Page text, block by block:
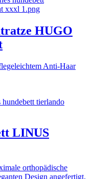
HUGO
Anti-Haar
LINUS
orthopädische
Design angefertigt.